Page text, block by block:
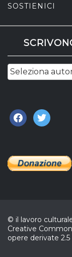
SOSTIENICI
facebook
twitter
© il lavoro
Creative
opere derivate 2.5